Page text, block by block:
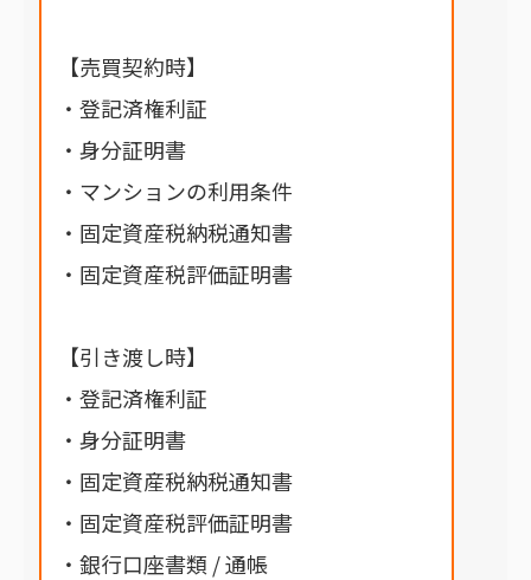
【売買契約時】
・登記済権利証
・身分証明書
・マンションの利用条件
・固定資産税納税通知書
・固定資産税評価証明書
【引き渡し時】
・登記済権利証
・身分証明書
・固定資産税納税通知書
・固定資産税評価証明書
・銀行口座書類 / 通帳